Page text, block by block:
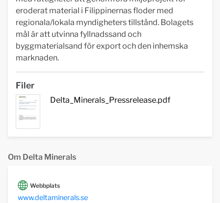
eroderat material i Filippinernas floder med
regionala/lokala myndigheters tillstånd. Bolagets
mål är att utvinna fyllnadssand och
byggmaterialsand för export och den inhemska
marknaden.
Filer
Delta_Minerals_Pressrelease.pdf
Om Delta Minerals
Webbplats
www.deltaminerals.se